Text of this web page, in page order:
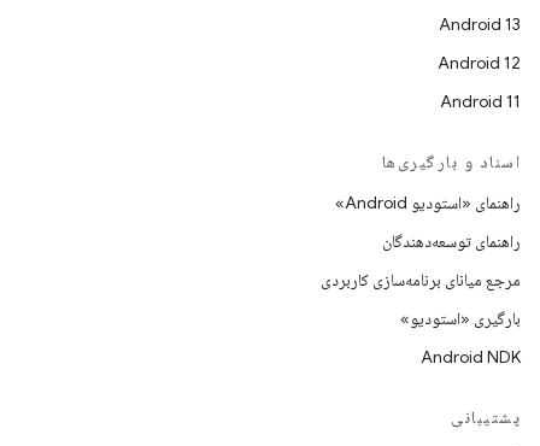
Android 13
Android 12
Android 11
اسناد و بارگیری‌ها
راهنمای «استودیو Android»
راهنمای توسعه‌دهندگان
مرجع میانای برنامه‌سازی کاربردی
بارگیری «استودیو»
Android NDK
پشتیبانی